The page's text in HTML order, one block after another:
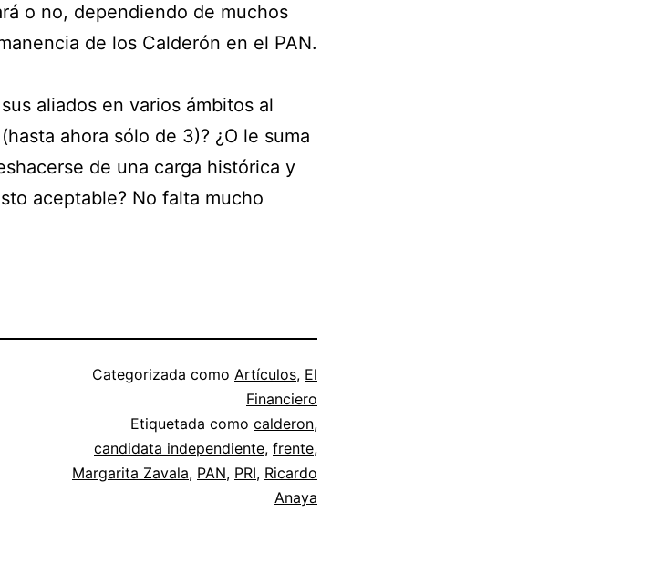
o no, dependiendo de muchos
de los Calderón en el PAN.
aliados en varios ámbitos al
ahora sólo de 3)? ¿O le suma
de una carga histórica y
aceptable? No falta mucho
Categorizada como Artículos, El
Financiero
Etiquetada como calderon,
candidata independiente, frente,
Margarita Zavala, PAN, PRI, Ricardo
Anaya